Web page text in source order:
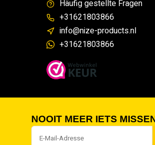
Häufig gestellte Fragen
+31621803866
info@nize-products.nl
+31621803866
NOOIT MEER IETS